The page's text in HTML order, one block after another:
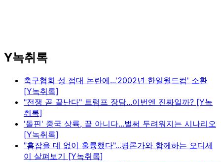
Y녹취록
축구협회 성 접대 논란에...'2002년 한일월드컵' 소환
[Y녹취록]
"전쟁 곧 끝난다" 트럼프 장담...이번엔 진짜일까? [Y녹
취록]
'돌핀' 중국 상륙, 끝 아니다...벌써 두려워지는 시나리오
[Y녹취록]
"흠잡을 데 없이 훌륭했다"...평론가와 함께하는 오디세
이 살펴보기 [Y녹취록]